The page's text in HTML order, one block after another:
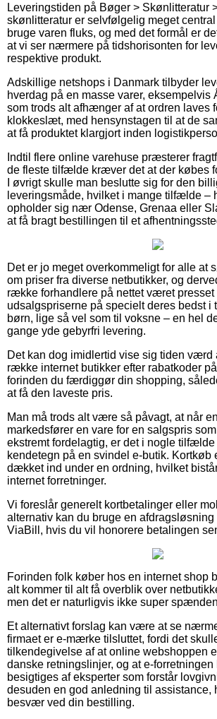
Leveringstiden på Bøger > Skønlitteratur
skønlitteratur er selvfølgelig meget central
bruge varen fluks, og med det formål er
at vi ser nærmere på tidshorisonten for
respektive produkt.
Adskillige netshops i Danmark tilbyder
hverdag på en masse varer, eksempelvis
som trods alt afhænger af at ordren laves
klokkeslæt, med hensynstagen til at de
at få produktet klargjort inden
Indtil flere online varehuse præsterer
de fleste tilfælde kræver det at der købes
I øvrigt skulle man beslutte sig for den
leveringsmåde, hvilket i mange tilfælde –
opholder sig nær Odense, Grenaa eller
at få bragt bestillingen til et
Det er jo meget overkommeligt for alle at
om priser fra diverse netbutikker, og
række forhandlere på nettet været
udsalgspriserne på specielt deres bedst i
børn, lige så vel som til voksne – en hel
gange yde gebyrfri levering.
Det kan dog imidlertid vise sig tiden værd
række internet butikker efter rabatkoder
forinden du færdiggør din shopping,
at få den laveste pris.
Man må trods alt være så påvagt, at når
markedsfører en vare for en salgspris
ekstremt fordelagtig, er det i nogle
kendetegn på en svindel e-butik. Kortkøb
dækket ind under en ordning, hvilket
internet forretninger.
Vi foreslår generelt kortbetalinger eller
alternativ kan du bruge en afdragsløsning
ViaBill, hvis du vil honorere betalingen
Forinden folk køber hos en internet shop
alt kommer til alt få overblik over
men det er naturligvis ikke super
Et alternativt forslag kan være at se
firmaet er e-mærke tilsluttet, fordi det
tilkendegivelse af at online webshoppen
danske retningslinjer, og at e-
besigtiges af eksperter som forstår
desuden en god anledning til assistance,
besvær ved din bestilling.